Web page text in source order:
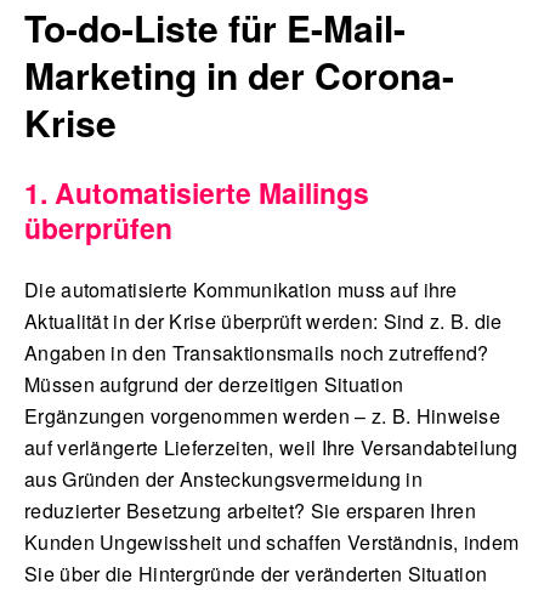
To-do-Liste für E-Mail-
Marketing in der Corona-
Krise
1. Automatisierte Mailings
überprüfen
Die automatisierte Kommunikation muss auf ihre
Aktualität in der Krise überprüft werden: Sind z. B. die
Angaben in den Transaktionsmails noch zutreffend?
Müssen aufgrund der derzeitigen Situation
Ergänzungen vorgenommen werden – z. B. Hinweise
auf verlängerte Lieferzeiten, weil Ihre Versandabteilung
aus Gründen der Ansteckungsvermeidung in
reduzierter Besetzung arbeitet? Sie ersparen Ihren
Kunden Ungewissheit und schaffen Verständnis, indem
Sie über die Hintergründe der veränderten Situation